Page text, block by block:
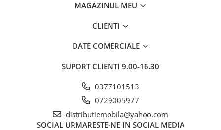
MAGAZINUL MEU
CLIENTI
DATE COMERCIALE
SUPORT CLIENTI 9.00-16.30
0377101513
0729005977
distributiemobila@yahoo.com
SOCIAL URMARESTE-NE IN SOCIAL MEDIA